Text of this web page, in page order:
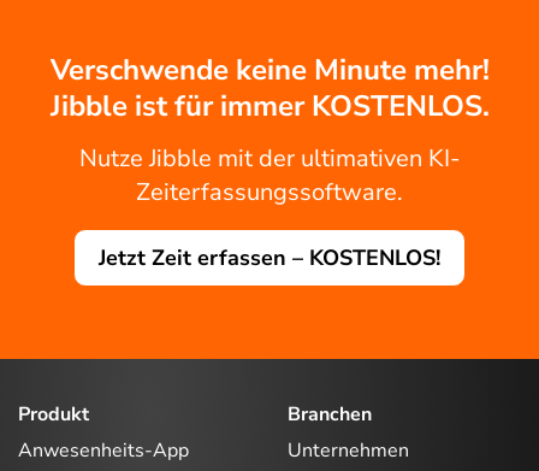
Verschwende keine Minute mehr!
Jibble ist für immer KOSTENLOS.
Nutze Jibble mit der ultimativen KI-
Zeiterfassungssoftware.
Jetzt Zeit erfassen – KOSTENLOS!
Produkt
Anwesenheits-App
Branchen
Unternehmen